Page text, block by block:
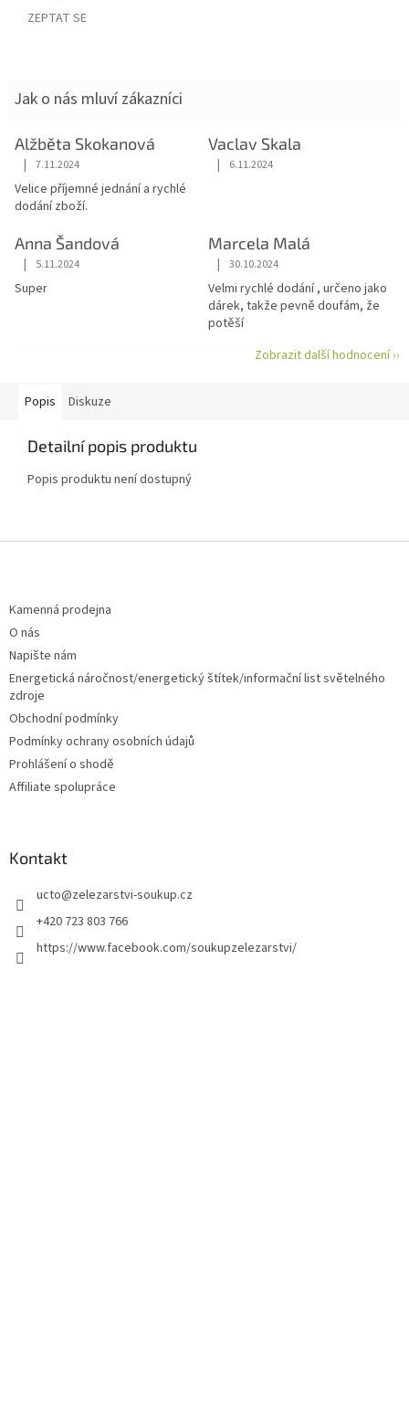
ZEPTAT SE
Jak o nás mluví zákazníci
Alžběta Skokanová
Hodnocení obchodu je 5 z 5 hvězdiček.
| 7.11.2024
Velice příjemné jednání a rychlé
dodání zboží.
Vaclav Skala
Hodnocení obchodu je 5 z 5
| 6.11.2024
Anna Šandová
Hodnocení obchodu je 5 z 5 hvězdiček.
| 5.11.2024
Super
Marcela Malá
Hodnocení obchodu je 5 z 5
| 30.10.2024
Velmi rychlé dodání , určeno jako
dárek, takže pevně doufám, že
potěší
Zobrazit další hodnocení ››
Popis Diskuze
Detailní popis produktu
Popis produktu není dostupný
Kamenná prodejna
O nás
Napište nám
Energetická náročnost/energetický štítek/informační list světelného
zdroje
Obchodní podmínky
Podmínky ochrany osobních údajů
Prohlášení o shodě
Affiliate spolupráce
Kontakt
ucto@zelezarstvi-soukup.cz
+420 723 803 766
https://www.facebook.com/soukupzelezarstvi/